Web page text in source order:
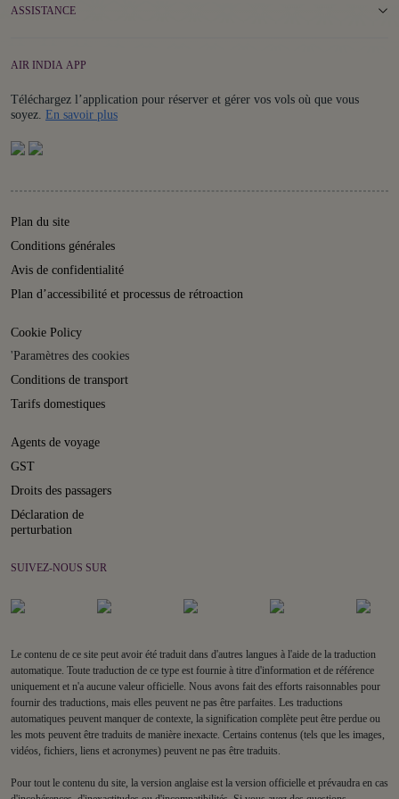
ASSISTANCE
AIR INDIA APP
Téléchargez l’application pour réserver et gérer vos vols où que vous
soyez. En savoir plusDetails
Plan du site
Conditions générales
Avis de confidentialité
Plan d’accessibilité et processus de rétroaction
Cookie Policy
'Paramètres des cookies
Conditions de transport
Tarifs domestiques
Agents de voyage
GST
Droits des passagers
Déclaration de
perturbation
SUIVEZ-NOUS SUR
Le contenu de ce site peut avoir été traduit dans d'autres langues à l'aide de la traduction
automatique. Toute traduction de ce type est fournie à titre d'information et de référence
uniquement et n'a aucune valeur officielle. Nous avons fait des efforts raisonnables pour
fournir des traductions, mais elles peuvent ne pas être parfaites. Les traductions
automatiques peuvent manquer de contexte, la signification complète peut être perdue ou
les mots peuvent être traduits de manière inexacte. Certains contenus (tels que les images,
vidéos, fichiers, liens et acronymes) peuvent ne pas être traduits.
Pour tout le contenu du site, la version anglaise est la version officielle et prévaudra en cas